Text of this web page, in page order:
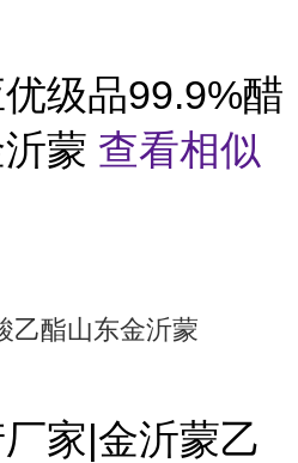
级品99.9%醋
蒙 查看相似
乙酯山东金沂蒙
家|金沂蒙乙